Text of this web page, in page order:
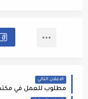
الاعلان التالي